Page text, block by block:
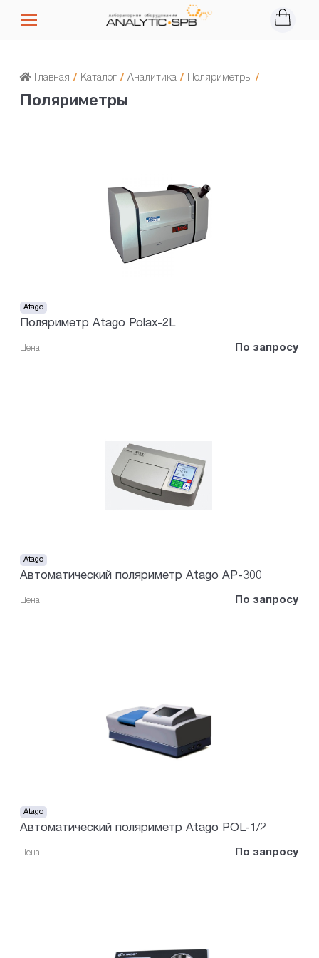
Главная / Каталог / Аналитика / Поляриметры /
Поляриметры
Atago
Поляриметр Atago Polax-2L
Цена: По запросу
Atago
Автоматический поляриметр Atago AP-300
Цена: По запросу
Atago
Автоматический поляриметр Atago POL-1/2
Цена: По запросу